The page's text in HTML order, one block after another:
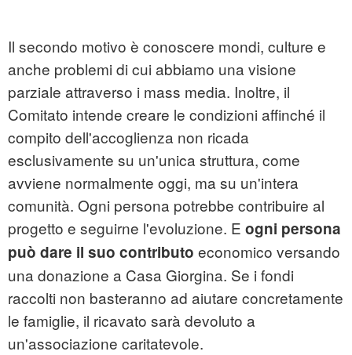
Il secondo motivo è conoscere mondi, culture e
anche problemi di cui abbiamo una visione
parziale attraverso i mass media. Inoltre, il
Comitato intende creare le condizioni affinché il
compito dell'accoglienza non ricada
esclusivamente su un'unica struttura, come
avviene normalmente oggi, ma su un'intera
comunità. Ogni persona potrebbe contribuire al
progetto e seguirne l'evoluzione. E ogni persona
può dare il suo contributo economico versando
una donazione a Casa Giorgina. Se i fondi
raccolti non basteranno ad aiutare concretamente
le famiglie, il ricavato sarà devoluto a
un'associazione caritatevole.